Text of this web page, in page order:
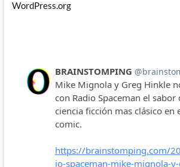
WordPress.org